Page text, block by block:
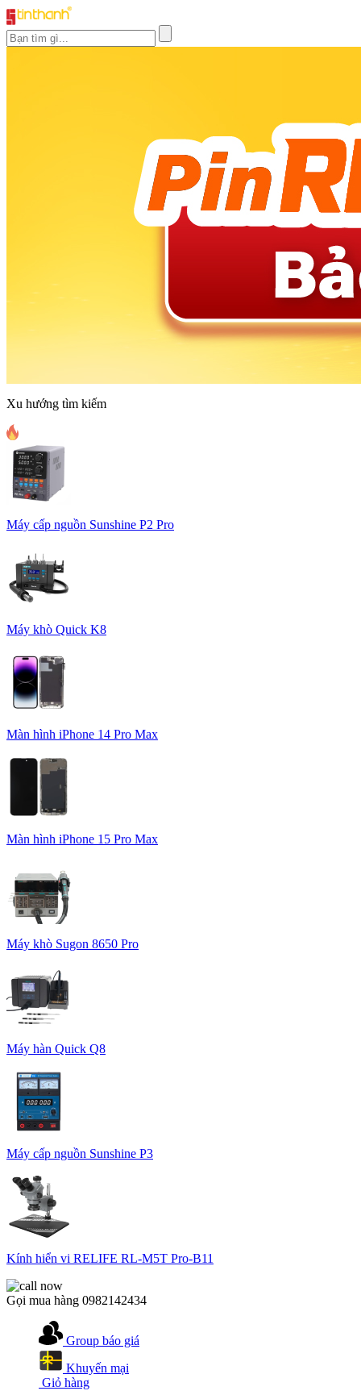
Xu hướng tìm kiếm
Máy cấp nguồn Sunshine P2 Pro
Máy khò Quick K8
Màn hình iPhone 14 Pro Max
Màn hình iPhone 15 Pro Max
Máy khò Sugon 8650 Pro
Máy hàn Quick Q8
Máy cấp nguồn Sunshine P3
Kính hiển vi RELIFE RL-M5T Pro-B11
Gọi mua hàng 0982142434
Group báo giá
Khuyến mại
Giỏ hàng